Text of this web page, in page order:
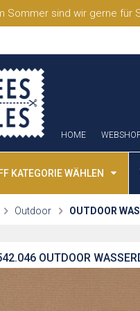
Sommer sind wir gerne für
HOME
KATEGORIE WÄHLEN
Outdoor OUTDOOR
OUTDOOR